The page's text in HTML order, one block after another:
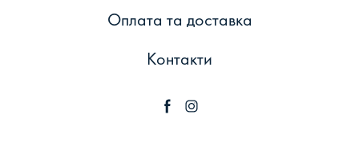
Оплата та доставка
Контакти